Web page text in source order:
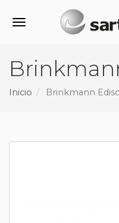
Alternar navegación
Inicio Brinkmann